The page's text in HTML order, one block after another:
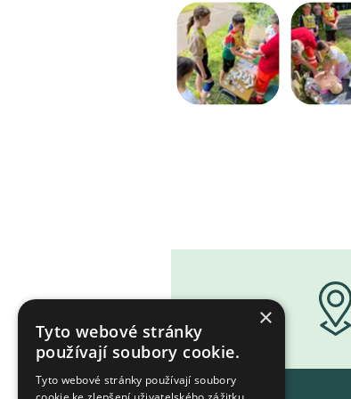
×
Tyto webové stránky
používají soubory cookie.
Tyto webové stránky používají soubory